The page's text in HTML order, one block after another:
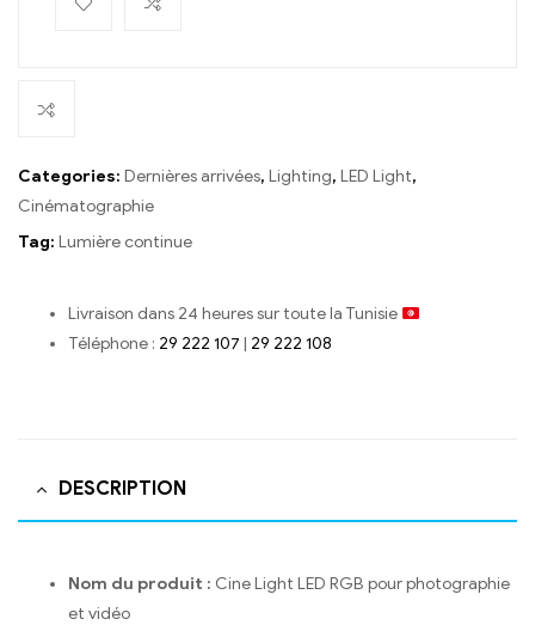
Categories: Dernières arrivées, Lighting, LED Light,
Cinématographie
Tag: Lumière continue
Livraison dans 24 heures sur toute la Tunisie
Téléphone : 29 222 107 29 222 108
DESCRIPTION
Nom du produit : Cine Light LED RGB pour photographie
et vidéo